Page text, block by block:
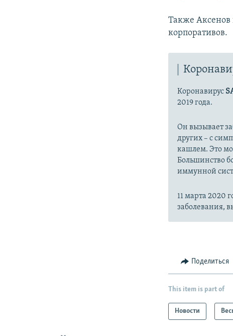
Также
корпоративов.
Коронавирус
2019 года.
Он вызывает
других – с
кашлем. Это
Большинство
иммунной
11 марта 2020
заболевания,
Поделиться
This item is part of
Новости